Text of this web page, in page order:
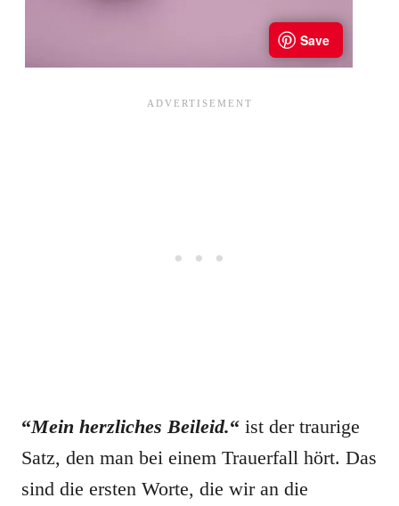
“Mein herzliches Beileid.“ ist der traurige
Satz, den man bei einem Trauerfall hört. Das
sind die ersten Worte, die wir an die